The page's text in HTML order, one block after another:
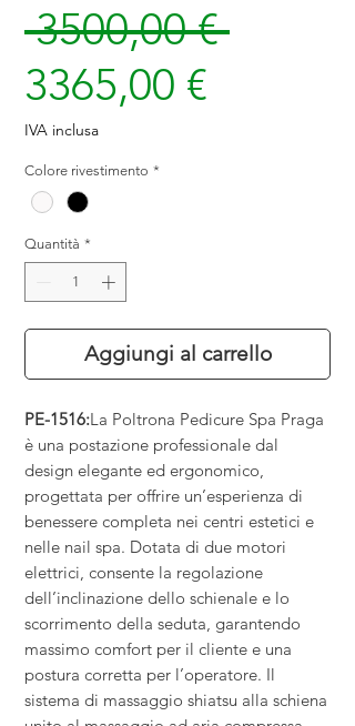
3500,00 € Prezzo
3365,00 €
IVA inclusa
Colore rivestimento *
Quantità *
Aggiungi al carrello
PE-1516:La Poltrona Pedicure Spa Praga
è una postazione professionale dal
design elegante ed ergonomico,
progettata per offrire un’esperienza di
benessere completa nei centri estetici e
nelle nail spa. Dotata di due motori
elettrici, consente la regolazione
dell’inclinazione dello schienale e lo
scorrimento della seduta, garantendo
massimo comfort per il cliente e una
postura corretta per l’operatore. Il
sistema di massaggio shiatsu alla schiena